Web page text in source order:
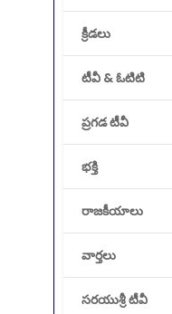
క్రీడలు
టీవీ & ఓటిటి
ప్రగడ టీవీ
భక్తి
రాజకీయాలు
వార్తలు
సరయుశ్రీ టీవీ